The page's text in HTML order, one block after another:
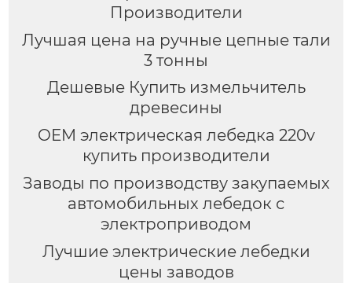
Производители
Лучшая цена на ручные цепные тали
3 тонны
Дешевые Купить измельчитель
древесины
OEM электрическая лебедка 220v
купить производители
Заводы по производству закупаемых
автомобильных лебедок с
электроприводом
Лучшие электрические лебедки
цены заводов